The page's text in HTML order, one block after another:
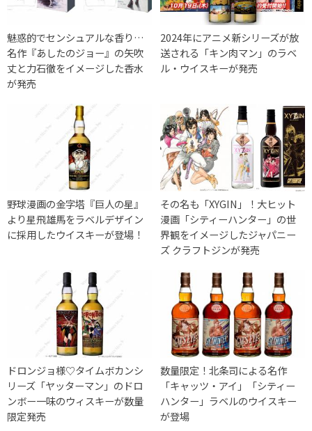
魅惑的でセンシュアルな香り…
名作『あしたのジョー』の矢吹
丈と力石徹をイメージした香水
が発売
2024年にアニメ新シリーズが放
送される「キン肉マン」のラベ
ル・ウイスキーが発売
野球漫画の金字塔『巨人の星』
より星飛雄馬をラベルデザイン
に採用したウイスキーが登場！
その名も「XYGIN」！大ヒット
漫画「シティーハンター」の世
界観をイメージしたジャパニー
ズ クラフトジンが発売
ドロンジョ様♡タイムボカンシ
リーズ「ヤッターマン」のドロ
ンボー一味のウィスキーが数量
限定発売
数量限定！北条司による名作
「キャッツ・アイ」「シティー
ハンター」ラベルのウイスキー
が登場